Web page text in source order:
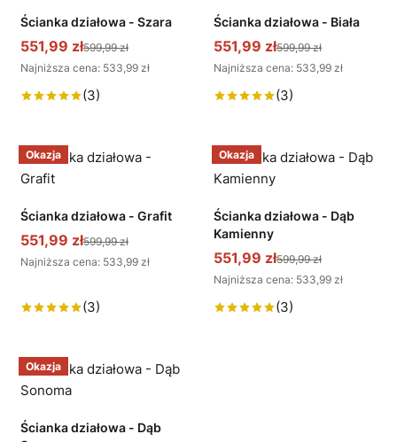
Ścianka działowa - Szara
551,99 zł599,99 zł
Najniższa cena: 533,99 zł
(3)
Ścianka działowa - Biała
551,99 zł599,99 zł
Najniższa cena: 533,99 zł
(3)
Okazja
Ścianka działowa - Grafit
551,99 zł599,99 zł
Najniższa cena: 533,99 zł
(3)
Okazja
Ścianka działowa - Dąb
Kamienny
551,99 zł599,99 zł
Najniższa cena: 533,99 zł
(3)
Okazja
Ścianka działowa - Dąb